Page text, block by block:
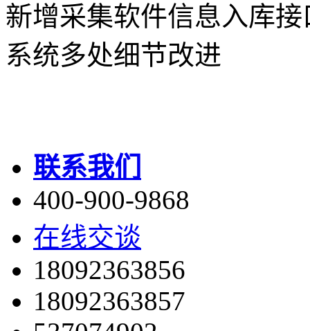
新增采集软件信息入库接
系统多处细节改进
联系我们
400-900-9868
在线交谈
18092363856
18092363857